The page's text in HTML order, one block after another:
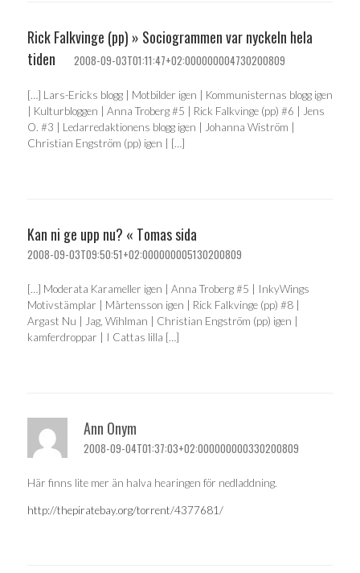
Rick Falkvinge (pp) » Sociogrammen var nyckeln hela
tiden
2008-09-03T01:11:47+02:000000004730200809
[…] Lars-Ericks blogg | Motbilder igen | Kommunisternas blogg igen
| Kulturbloggen | Anna Troberg #5 | Rick Falkvinge (pp) #6 | Jens
O. #3 | Ledarredaktionens blogg igen | Johanna Wiström |
Christian Engström (pp) igen | […]
Kan ni ge upp nu? « Tomas sida
2008-09-03T09:50:51+02:000000005130200809
[…] Moderata Karameller igen | Anna Troberg #5 | InkyWings
Motivstämplar | Mårtensson igen | Rick Falkvinge (pp) #8 |
Argast Nu | Jag, Wihlman | Christian Engström (pp) igen |
kamferdroppar | I Cattas lilla […]
Ann Onym
2008-09-04T01:37:03+02:000000000330200809
Här finns lite mer än halva hearingen för nedladdning.
http://thepiratebay.org/torrent/4377681/